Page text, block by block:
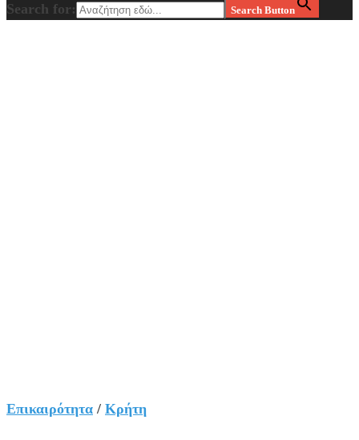
Search for: Search Button
Επικαιρότητα / Κρήτη